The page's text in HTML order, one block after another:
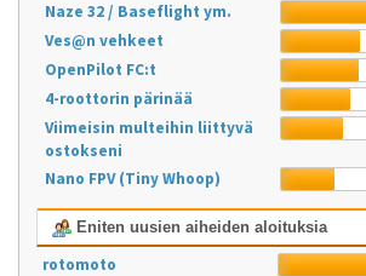
Naze 32 / Baseflight ym.
Ves@n vehkeet
OpenPilot FC:t
4-roottorin pärinää
Viimeisin multeihin liittyvä
ostokseni
Nano FPV (Tiny Whoop)
Eniten uusien aiheiden aloituksia
rotomoto